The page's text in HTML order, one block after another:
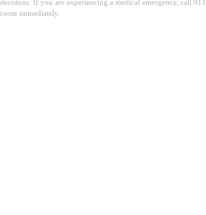
decisions. If you are experiencing a medical emergency, call
room immediately.